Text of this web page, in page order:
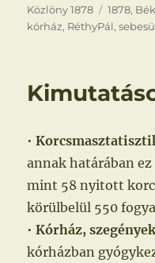
Közlöny 1878
Címke
1878,
kórház, RéthyPál,
•
annak határában
mint 58 nyitott
körülbelül 550
•Kórház,
kórházban